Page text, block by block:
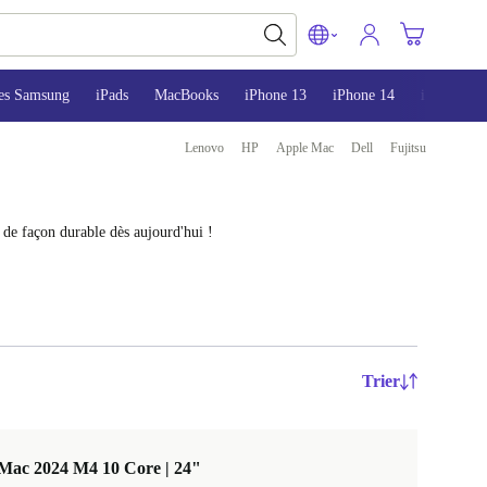
Samsung iPads MacBooks iPhone 13 iPhone 14 iPhone 15
Lenovo HP Apple Mac Dell Fujitsu
façon durable dès aujourd'hui !
Trier
2024 M4 10 Core | 24"